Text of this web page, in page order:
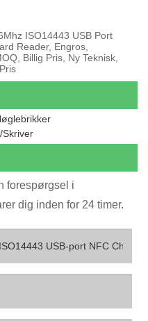
ISO14443 USB Port
Reader, Engros,
Billig Pris, Ny Teknisk,
skriver
forespørgsel i
dig inden for 24 timer.